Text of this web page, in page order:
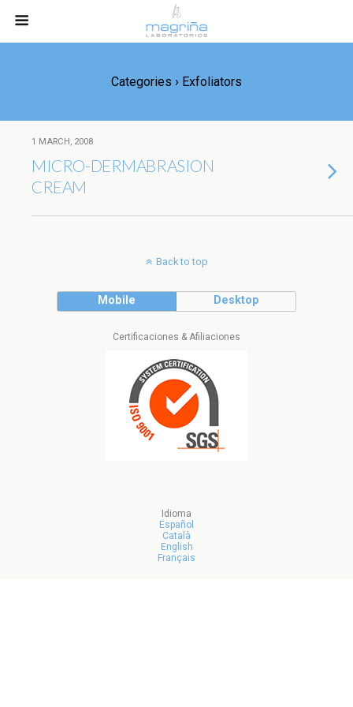
Categories › Exfoliators
1 MARCH, 2008
MICRO-DERMABRASION
CREAM
Back to top
Mobile Desktop
Certificaciones & Afiliaciones
Idioma
Español
Català
English
Français